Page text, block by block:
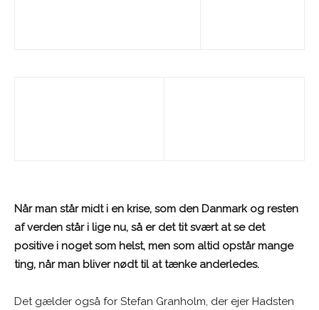
Når man står midt i en krise, som den Danmark og resten
af verden står i lige nu, så er det tit svært at se det
positive i noget som helst, men som altid opstår mange
ting, når man bliver nødt til at tænke anderledes.
Det gælder også for Stefan Granholm, der ejer Hadsten